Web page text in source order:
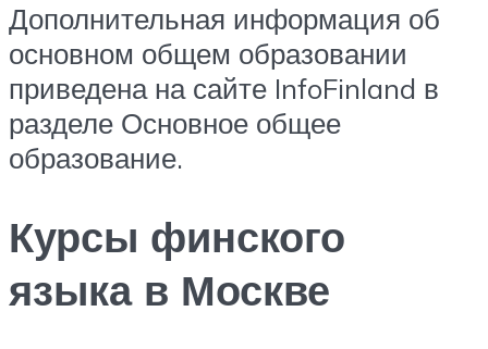
Дополнительная информация об
основном общем образовании
приведена на сайте InfoFinland в
разделе Основное общее
образование.
Курсы финского
языка в Москве